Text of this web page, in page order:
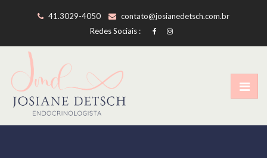
41.3029-4050
contato@josianedetsch.com.br
Redes Sociais :